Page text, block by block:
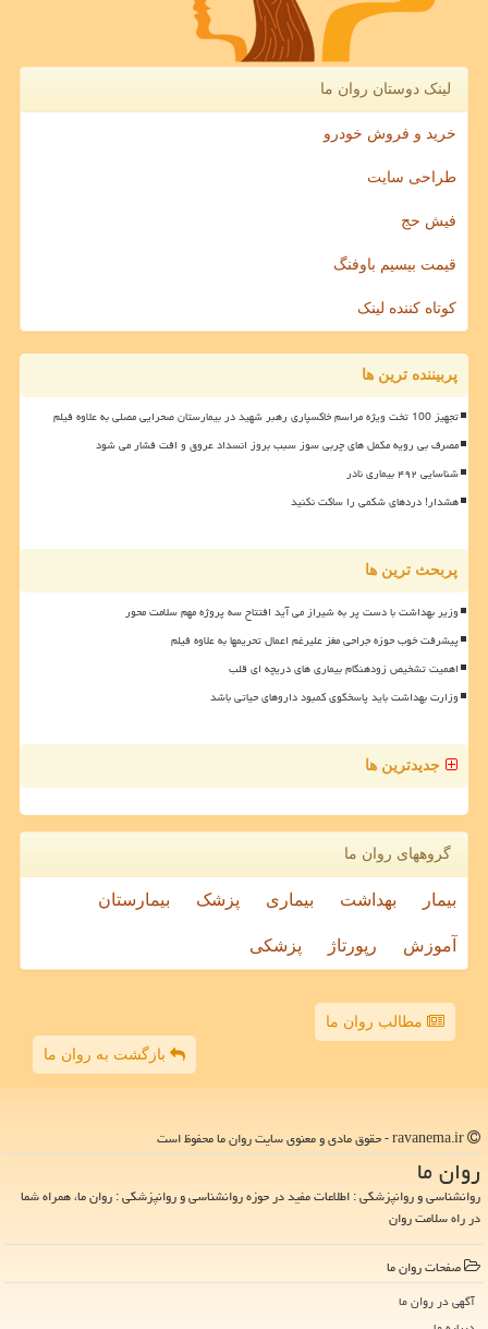
لینک دوستان روان ما
خرید و فروش خودرو
طراحی سایت
فیش حج
قیمت بیسیم باوفنگ
کوتاه کننده لینک
پربیننده ترین ها
تجهیز 100 تخت ویژه مراسم خاکسپاری رهبر شهید در بیمارستان صحرایی مصلی به علاوه فیلم
مصرف بی رویه مکمل های چربی سوز سبب بروز انسداد عروق و افت فشار می شود
شناسایی ۴۹۲ بیماری نادر
هشدار! دردهای شکمی را ساکت نکنید
پربحث ترین ها
وزیر بهداشت با دست پر به شیراز می آید افتتاح سه پروژه مهم سلامت محور
پیشرفت خوب حوزه جراحی مغز علیرغم اعمال تحریمها به علاوه فیلم
اهمیت تشخیص زودهنگام بیماری های دریچه ای قلب
وزارت بهداشت باید پاسخگوی کمبود داروهای حیاتی باشد
جدیدترین ها
گروههای روان ما
بیمار بهداشت بیماری پزشک بیمارستان
آموزش رپورتاژ پزشکی
مطالب روان ما
بازگشت به روان ما
روان ما
روانشناسی و روانپزشکی : اطلاعات مفید در حوزه روانشناسی و روانپزشکی : روان ما، همراه شما
در راه سلامت روان
صفحات روان ما
آگهی در روان ما